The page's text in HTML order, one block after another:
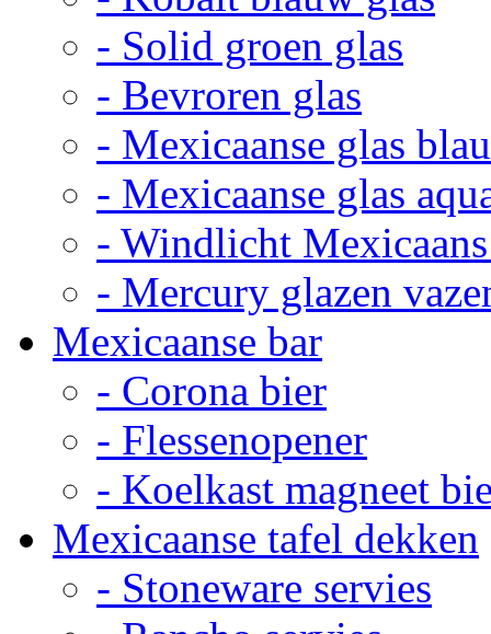
- Solid groen glas
- Bevroren glas
- Mexicaanse glas
- Mexicaanse glas
- Windlicht
- Mercury glazen
Mexicaanse bar
- Corona bier
- Flessenopener
- Koelkast magneet
Mexicaanse tafel dekken
- Stoneware servies